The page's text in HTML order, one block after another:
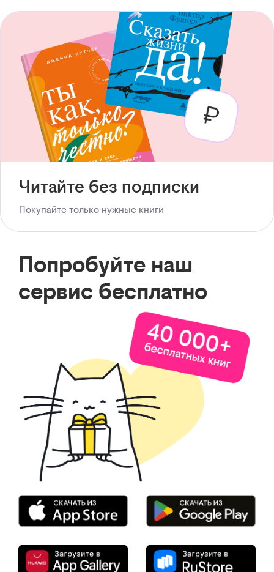
Читайте без подписки
Покупайте только нужные книги
Попробуйте наш
сервис бесплатно